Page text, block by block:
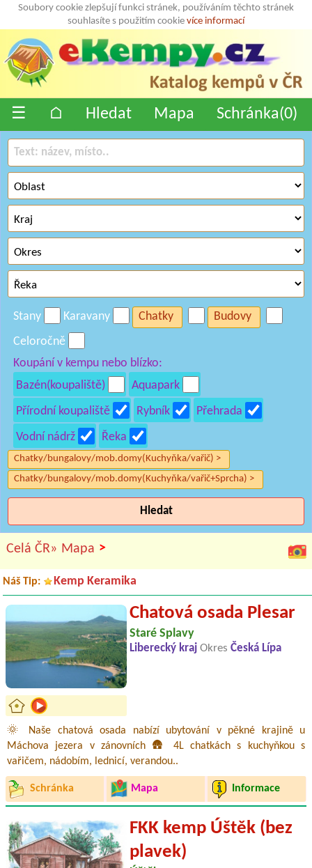
Soubory cookie zlepšují funkci stránek, používáním těchto stránek
souhlasíte s použitím cookie více informací
☰ ⌂ Hledat Mapa Schránka(0)
Stany Karavany Chatky
Budovy
Celoročně
Koupání v kempu nebo blízko:
Bazén(koupaliště)
Aquapark
Přírodní koupaliště
Rybník
Přehrada
Vodní nádrž
Řeka
Chatky/bungalovy/mob.domy(Kuchyňka/vařič) >
Chatky/bungalovy/mob.domy(Kuchyňka/vařič+Sprcha) >
Hledat
Celá ČR» Mapa >
Náš Tip: Kemp Keramika
Chatová osada Plesar
Staré Splavy
Liberecký kraj Okres Česká Lípa
🌞 Naše chatová osada nabízí ubytování v pěkné krajině u
Máchova jezera v zánovních 🛖 4L chatkách s kuchyňkou s
vařičem, nádobím, lednicí, verandou..
Schránka Mapa Informace
FKK kemp Úštěk (bez
plavek)